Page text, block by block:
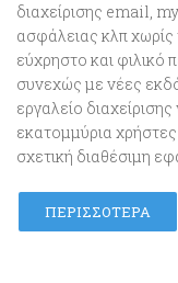
διαχείρισης email,
ασφάλειας κλπ
εύχρηστο και
συνεχώς με νέες
εργαλείο
εκατομμύρια
σχετική διαθέσιμη
ΠΕΡΙΣΣΌΤΕΡΑ